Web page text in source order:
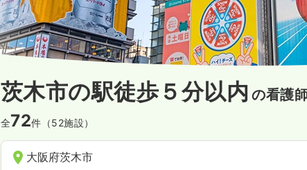
茨木市の駅徒歩５分以内 の看護
全72件（52施設）
大阪府茨木市